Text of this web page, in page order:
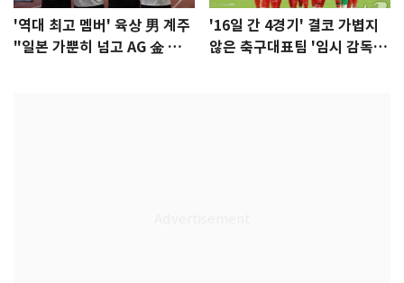
'역대 최고 멤버' 육상 男 계주
"일본 가뿐히 넘고 AG 金 따겠
'16일 간 4경기' 결코 가볍지
않은 축구대표팀 '임시 감독'